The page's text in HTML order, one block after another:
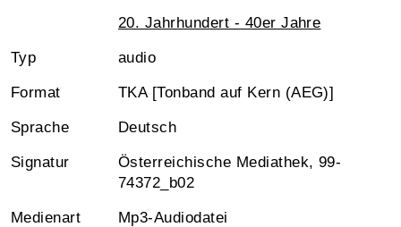
20. Jahrhundert - 40er Jahre
Typ audio
Format TKA [Tonband auf Kern (AEG)]
Sprache Deutsch
Signatur
Österreichische Mediathek, 99-
74372_b02
Medienart Mp3-Audiodatei